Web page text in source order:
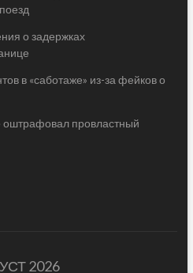
о задержках
в «саботаже» из-за фейков о
оштрафовал провластный
2026